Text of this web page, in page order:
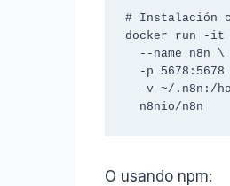
# Instalación
docker run -
  n8nio/n8n
O usando npm: